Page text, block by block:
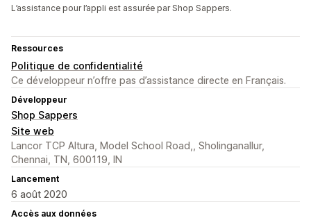
L’assistance pour l’appli est assurée par Shop Sappers.
Ressources
Politique de confidentialité
Ce développeur n’offre pas d’assistance directe en Français.
Développeur
Shop Sappers
Site web
Lancor TCP Altura, Model School Road,, Sholinganallur,
Chennai, TN, 600119, IN
Lancement
6 août 2020
Accès aux données